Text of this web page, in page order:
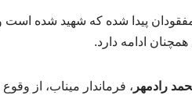
پیدا شده که شهید شده
ادامه دارد.
رادمهر ، فرماندار میناب، از